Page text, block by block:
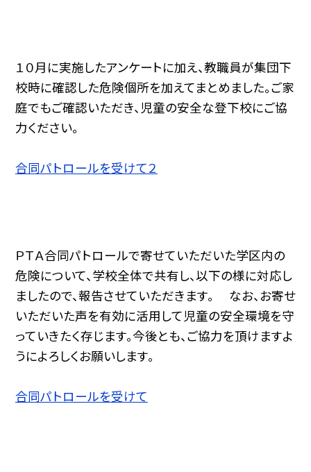
１０月に実施したアンケートに加え、教職員が集団下
校時に確認した危険個所を加えてまとめました。ご家
庭でもご確認いただき、児童の安全な登下校にご協
力ください。
合同パトロールを受けて２
ＰＴＡ合同パトロールで寄せていただいた学区内の
危険について、学校全体で共有し、以下の様に対応し
ましたので、報告させていただきます。 なお、お寄せ
いただいた声を有効に活用して児童の安全環境を守
っていきたく存じます。今後とも、ご協力を頂けますよ
うによろしくお願いします。
合同パトロールを受けて